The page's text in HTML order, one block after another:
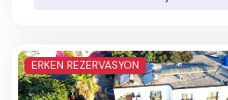
ERKEN REZERVASYON